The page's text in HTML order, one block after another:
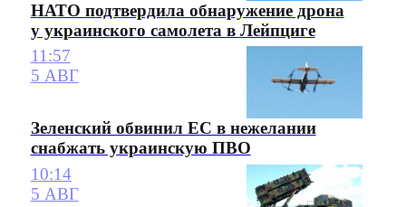
НАТО подтвердила обнаружение дрона
у украинского самолета в Лейпциге
11:57
5 АВГ
Зеленский обвинил ЕС в нежелании
снабжать украинскую ПВО
10:14
5 АВГ